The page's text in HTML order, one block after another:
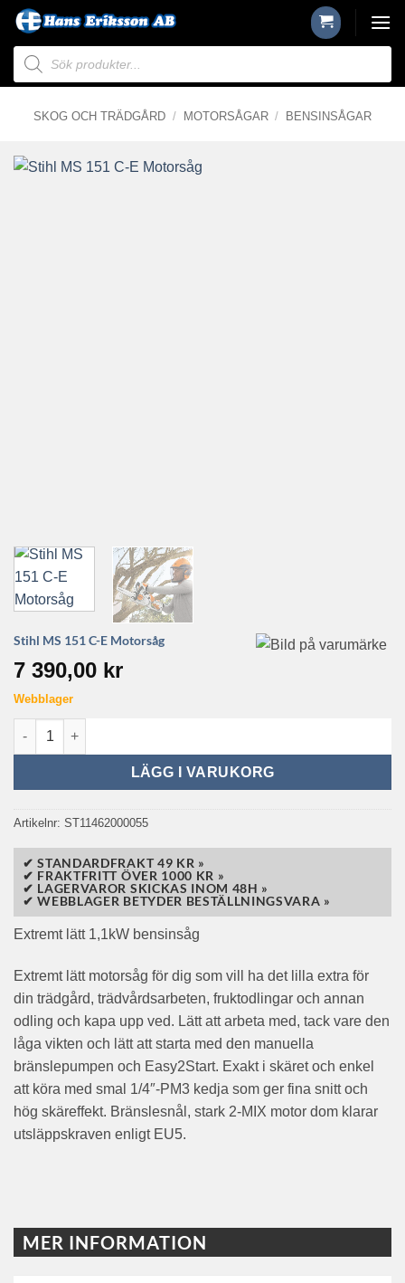
Skip
content
Produktsökning
SKOG OCH TRÄDGÅRD / MOTORSÅGAR / BENSINSÅGAR
Stihl MS 151 C-E Motorsåg
7 390,00 kr
Webblager
Stihl MS 151 C-E Motorsåg mängd
LÄGG I VARUKORG
Artikelnr: ST11462000055
✔ STANDARDFRAKT 49 KR »
✔ FRAKTFRITT ÖVER 1000 KR »
✔ LAGERVAROR SKICKAS INOM 48H »
✔ WEBBLAGER BETYDER BESTÄLLNINGSVARA »
Extremt lätt 1,1kW bensinsåg
Extremt lätt motorsåg för dig som vill ha det lilla extra för
din trädgård, trädvårdsarbeten, fruktodlingar och annan
odling och kapa upp ved. Lätt att arbeta med, tack vare den
låga vikten och lätt att starta med den manuella
bränslepumpen och Easy2Start. Exakt i skäret och enkel
att köra med smal 1/4″-PM3 kedja som ger fina snitt och
hög skäreffekt. Bränslesnål, stark 2-MIX motor dom klarar
utsläppskraven enligt EU5.
MER INFORMATION